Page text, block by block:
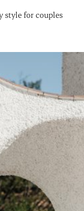
style for couples